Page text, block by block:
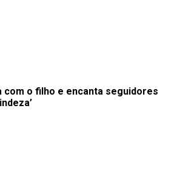
com o filho e encanta seguidores